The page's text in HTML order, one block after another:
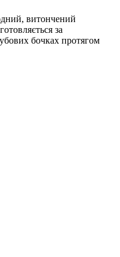
витончений
за
бочках протягом